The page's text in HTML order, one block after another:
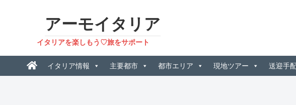
アーモイタリア
イタリアを楽しもう♡旅をサポート
イタリア情報 主要都市 都市エリア 現地ツアー 送迎手